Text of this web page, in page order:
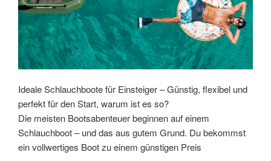
Ideale Schlauchboote für Einsteiger – Günstig, flexibel und
perfekt für den Start, warum ist es so?
Die meisten Bootsabenteuer beginnen auf einem
Schlauchboot – und das aus gutem Grund. Du bekommst
ein vollwertiges Boot zu einem günstigen Preis